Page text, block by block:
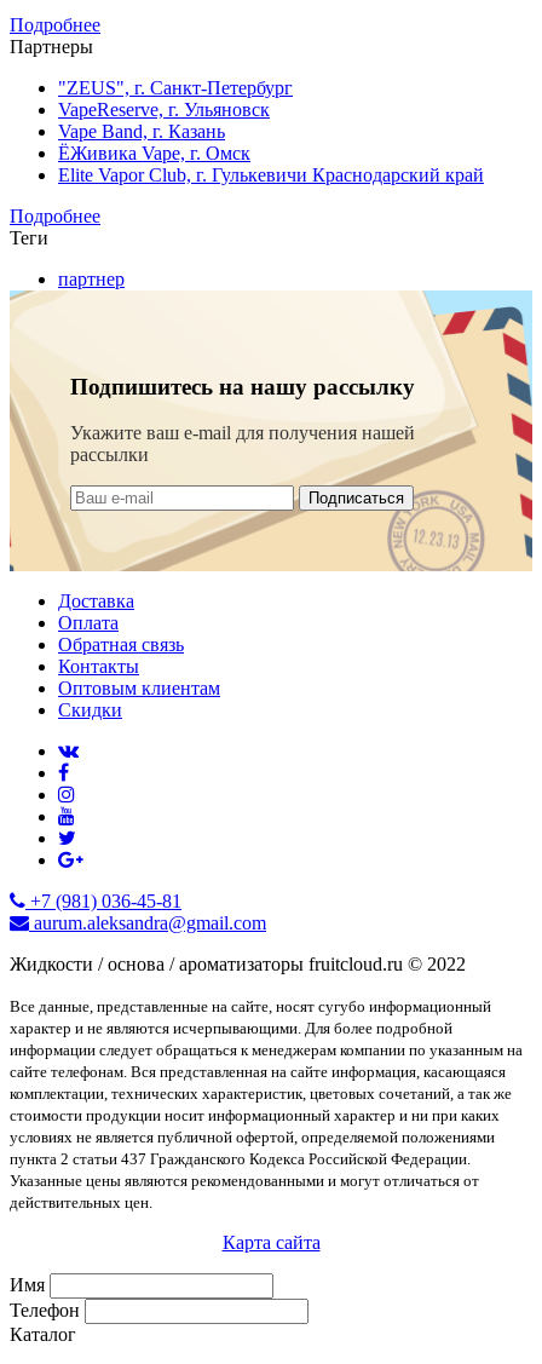
Подробнее
Партнеры
"ZEUS", г. Санкт-Петербург
VapeReserve, г. Ульяновск
Vape Band, г. Казань
ЁЖивика Vape, г. Омск
Elite Vapor Club, г. Гулькевичи Краснодарский край
Подробнее
Теги
партнер
Подпишитесь на нашу рассылку
Укажите ваш e-mail для получения нашей
рассылки
Подписаться
Доставка
Оплата
Обратная связь
Контакты
Оптовым клиентам
Скидки
+7 (981) 036-45-81
aurum.aleksandra@gmail.com
Жидкости / основа / ароматизаторы fruitcloud.ru © 2022
Все данные, представленные на сайте, носят сугубо информационный
характер и не являются исчерпывающими. Для более подробной
информации следует обращаться к менеджерам компании по указанным на
сайте телефонам. Вся представленная на сайте информация, касающаяся
комплектации, технических характеристик, цветовых сочетаний, а так же
стоимости продукции носит информационный характер и ни при каких
условиях не является публичной офертой, определяемой положениями
пункта 2 статьи 437 Гражданского Кодекса Российской Федерации.
Указанные цены являются рекомендованными и могут отличаться от
действительных цен.
Карта сайта
Имя
Телефон
Каталог